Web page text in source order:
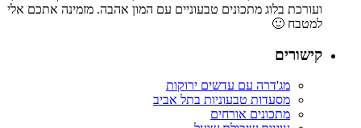
ועורכת בלוג מתכונים טבעוניים עם המון אהבה. מזמינה אתכם אלי
למטבח 🙂
קישורים
מג'דרה עם עדשים ירוקות
מסעדות טבעוניות בתל אביב
מתכונים אורחים